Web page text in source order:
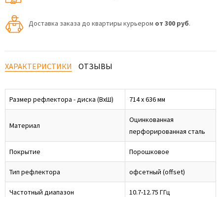
Доставка заказа до квартиры курьером от 300 руб.
ХАРАКТЕРИСТИКИ ОТЗЫВЫ
Размер рефлектора - диска (ВхШ) 714 х 636 мм
Материал
Оцинкованная
перфорированная сталь
Покрытие Порошковое
Тип рефлектора офсетный (offset)
Частотный диапазон 10.7-12.75 ГГц